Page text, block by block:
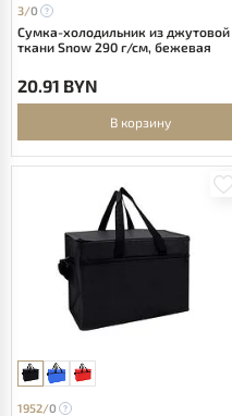
3/0
Сумка-холодильник из джутовой
ткани Snow 290 г/см, бежевая
20.91 BYN
В корзину
1952/0